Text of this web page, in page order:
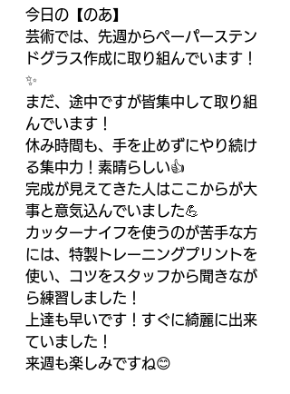
今日の【のあ】
芸術では、先週からペーパーステン
ドグラス作成に取り組んでいます！
✨
まだ、途中ですが皆集中して取り組
んでいます！
休み時間も、手を止めずにやり続け
る集中力！素晴らしい👍
完成が見えてきた人はここからが大
事と意気込んでいました💪
カッターナイフを使うのが苦手な方
には、特製トレーニングプリントを
使い、コツをスタッフから聞きなが
ら練習しました！
上達も早いです！すぐに綺麗に出来
ていました！
来週も楽しみですね😊